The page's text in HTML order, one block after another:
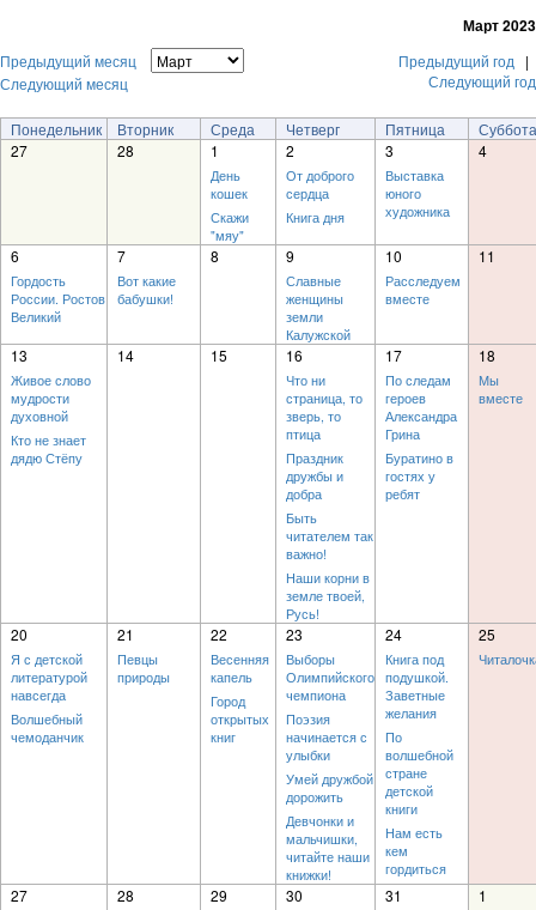
Март 2023
Предыдущий месяц
Следующий месяц
Предыдущий год |
Следующий год
Понедельник Вторник Среда Четверг Пятница
Суббота
27
28 1
День
кошек
Скажи
"мяу"
2
От доброго
сердца
Книга дня
3
Выставка
юного
художника
4
6
Гордость
России. Ростов
Великий
7
Вот какие
бабушки!
8 9
Славные
женщины
земли
Калужской
10
Расследуем
вместе
11
13
Живое слово
мудрости
духовной
Кто не знает
дядю Стёпу
14 15 16
Что ни
страница, то
зверь, то
птица
Праздник
дружбы и
добра
Быть
читателем так
важно!
Наши корни в
земле твоей,
Русь!
17
По следам
героев
Александра
Грина
Буратино в
гостях у
ребят
18
Мы
вместе
20
Я с детской
литературой
навсегда
Волшебный
чемоданчик
21
Певцы
природы
22
Весенняя
капель
Город
открытых
книг
23
Выборы
Олимпийского
чемпиона
Поэзия
начинается с
улыбки
Умей дружбой
дорожить
Девчонки и
мальчишки,
читайте наши
книжки!
24
Книга под
подушкой.
Заветные
желания
По
волшебной
стране
детской
книги
Нам есть
кем
гордиться
25
27 28 29 30 31 1